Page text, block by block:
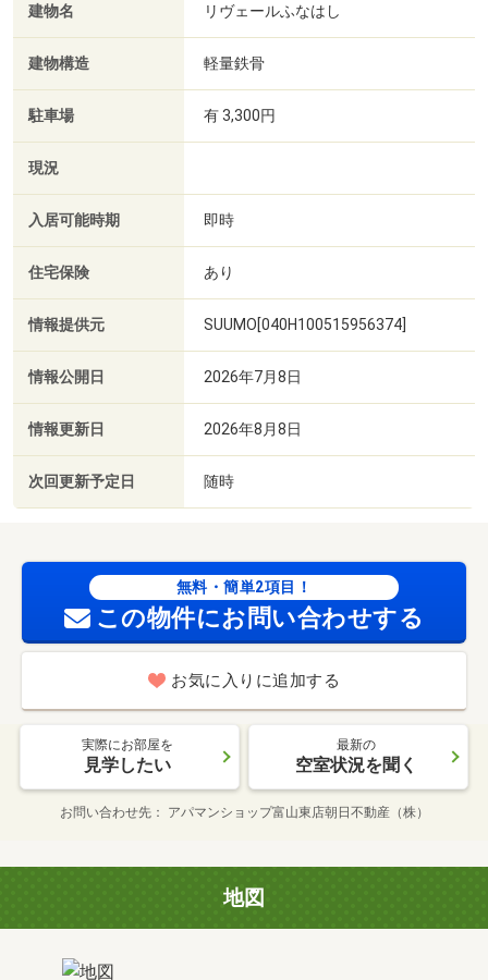
建物名 リヴェールふなはし
建物構造 軽量鉄骨
駐車場 有 3,300円
現況
入居可能時期 即時
住宅保険 あり
情報提供元 SUUMO[040H100515956374]
情報公開日 2026年7月8日
情報更新日 2026年8月8日
次回更新予定日 随時
無料・簡単2項目！
この物件にお問い合わせする
お気に入りに追加する
実際にお部屋を
見学したい
最新の
空室状況を聞く
お問い合わせ先 アパマンショップ富山東店朝日不動産（株）
地図